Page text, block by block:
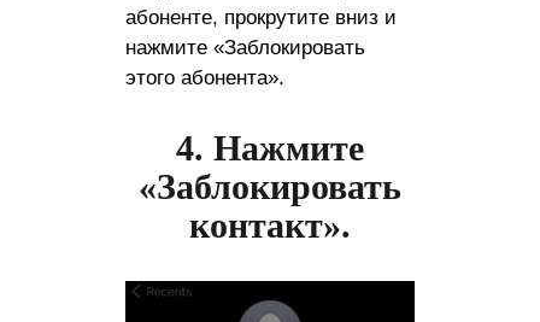
абоненте, прокрутите вниз и
нажмите «Заблокировать
этого абонента».
4. Нажмите
«Заблокировать
контакт».